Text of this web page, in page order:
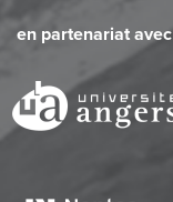
en partenariat avec